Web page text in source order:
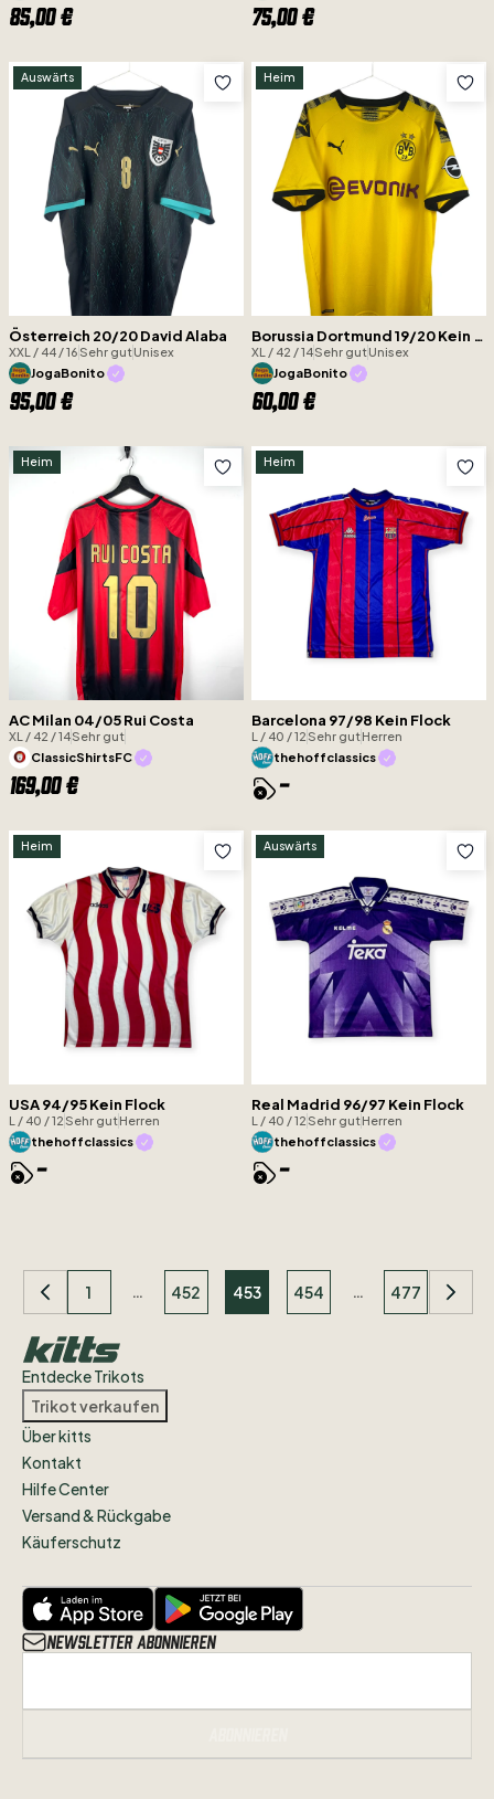
85,00 € 75,00 €
Auswärts
Österreich 20/20 David Alaba
XXL / 44 / 16 Sehr gutUnisex
JogaBonito
95,00 €
Heim
Borussia Dortmund 19/20 Kein Flock
XL / 42 / 14Sehr gutUnisex
JogaBonito
60,00 €
Heim
AC Milan 04/05 Rui Costa
XL / 42 / 14Sehr gut
ClassicShirtsFC
169,00 €
Heim
Barcelona 97/98 Kein Flock
L / 40 / 12 Sehr gutHerren
thehoffclassics
-
Heim
USA 94/95 Kein Flock
L / 40 / 12 Sehr gutHerren
thehoffclassics
-
Auswärts
Real Madrid 96/97 Kein Flock
L / 40 / 12 Sehr gutHerren
thehoffclassics
-
1 … 452 453 454 … 477
Entdecke Trikots
Trikot verkaufen
Über kitts
Kontakt
Hilfe Center
Versand & Rückgabe
Käuferschutz
Newsletter abonnieren